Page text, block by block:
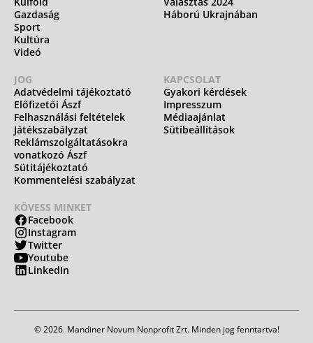
Gazdaság
Sport
Kultúra
Videó
Háború Ukrajnában
JOG
Adatvédelmi tájékoztató
Előfizetői Ászf
Felhasználási feltételek
Játékszabályzat
Reklámszolgáltatásokra
vonatkozó Ászf
Sütitájékoztató
Kommentelési szabályzat
KAPCSOLAT
Gyakori kérdések
Impresszum
Médiaajánlat
Sütibeállítások
KÖVESS MINKET
Facebook
Instagram
Twitter
Youtube
LinkedIn
© 2026. Mandiner Novum Nonprofit Zrt. Minden jog fenntartva!